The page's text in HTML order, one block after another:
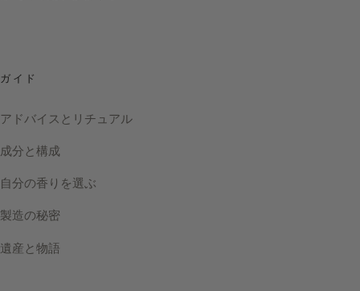
ガイド
アドバイスとリチュアル
成分と構成
自分の香りを選ぶ
製造の秘密
遺産と物語